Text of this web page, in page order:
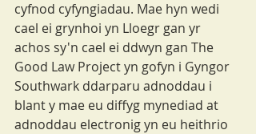
cyfnod cyfyngiadau. Mae hyn wedi
cael ei grynhoi yn Lloegr gan yr
achos sy'n cael ei ddwyn gan The
Good Law Project yn gofyn i Gyngor
Southwark ddarparu adnoddau i
blant y mae eu diffyg mynediad at
adnoddau electronig yn eu heithrio